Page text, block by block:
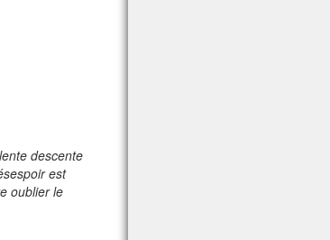
descente
est
oublier le